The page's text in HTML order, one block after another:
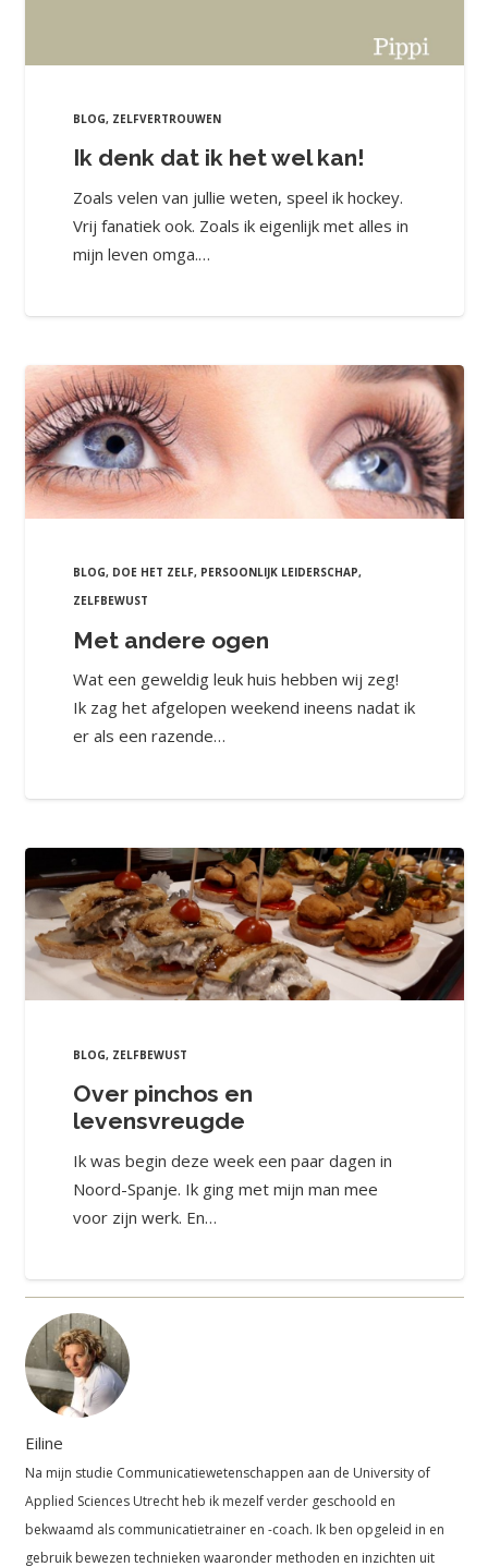
BLOG, ZELFVERTROUWEN
Ik denk dat ik het wel kan!
Zoals velen van jullie weten, speel ik hockey.
Vrij fanatiek ook. Zoals ik eigenlijk met alles in
mijn leven omga.…
BLOG, DOE HET ZELF, PERSOONLIJK LEIDERSCHAP,
ZELFBEWUST
Met andere ogen
Wat een geweldig leuk huis hebben wij zeg!
Ik zag het afgelopen weekend ineens nadat ik
er als een razende…
BLOG, ZELFBEWUST
Over pinchos en
levensvreugde
Ik was begin deze week een paar dagen in
Noord-Spanje. Ik ging met mijn man mee
voor zijn werk. En…
Eiline
Na mijn studie Communicatiewetenschappen aan de University of
Applied Sciences Utrecht heb ik mezelf verder geschoold en
bekwaamd als communicatietrainer en -coach. Ik ben opgeleid in en
gebruik bewezen technieken waaronder methoden en inzichten uit